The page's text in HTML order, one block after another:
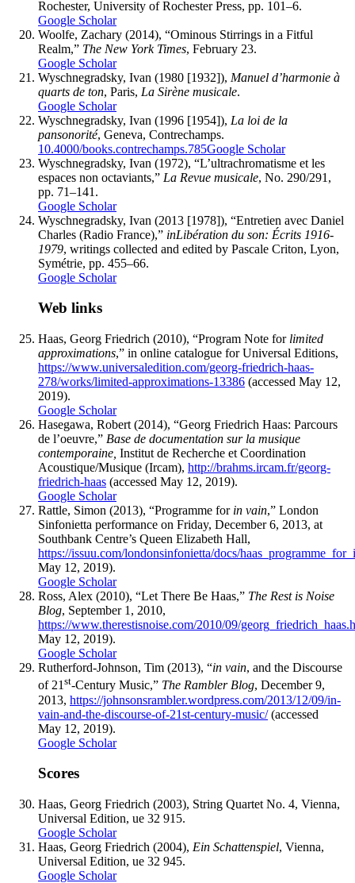
Rochester, University of Rochester Press, pp. 101–6.
Google Scholar
Woolfe, Zachary (2014), “Ominous Stirrings in a Fitful
Realm,” The New York Times, February 23.
Google Scholar
Wyschnegradsky, Ivan (1980 [1932]), Manuel d’harmonie à
quarts de ton, Paris, La Sirène musicale.
Google Scholar
Wyschnegradsky, Ivan (1996 [1954]), La loi de la
pansonorité, Geneva, Contrechamps.
10.4000/books.contrechamps.785Google Scholar
Wyschnegradsky, Ivan (1972), “L’ultrachromatisme et les
espaces non octaviants,” La Revue musicale, No. 290/291,
pp. 71–141.
Google Scholar
Wyschnegradsky, Ivan (2013 [1978]), “Entretien avec Daniel
Charles (Radio France),” inLibération du son: Écrits 1916-
1979, writings collected and edited by Pascale Criton, Lyon,
Symétrie, pp. 455–66.
Google Scholar
Web links
Haas, Georg Friedrich (2010), “Program Note for limited
approximations,” in online catalogue for Universal Editions,
https://www.universaledition.com/georg-friedrich-haas-
278/works/limited-approximations-13386 (accessed May 12,
2019).
Google Scholar
Hasegawa, Robert (2014), “Georg Friedrich Haas: Parcours
de l’oeuvre,” Base de documentation sur la musique
contemporaine, Institut de Recherche et Coordination
Acoustique/Musique (Ircam), http://brahms.ircam.fr/georg-
friedrich-haas (accessed May 12, 2019).
Google Scholar
Rattle, Simon (2013), “Programme for in vain,” London
Sinfonietta performance on Friday, December 6, 2013, at
Southbank Centre’s Queen Elizabeth Hall,
https://issuu.com/londonsinfonietta/docs/
May 12, 2019).
Google Scholar
Ross, Alex (2010), “Let There Be Haas,” The Rest is Noise
Blog, September 1, 2010,
https://www.therestisnoise.com/2010/09/
May 12, 2019).
Google Scholar
Rutherford-Johnson, Tim (2013), “in vain, and the Discourse
of 21st-Century Music,” The Rambler Blog, December 9,
2013, https://johnsonsrambler.wordpress.com/2013/12/09/in-
vain-and-the-discourse-of-21st-century-music/(accessed
May 12, 2019).
Google Scholar
Scores
Haas, Georg Friedrich (2003), String Quartet No. 4, Vienna,
Universal Edition, ue 32 915.
Google Scholar
Haas, Georg Friedrich (2004), Ein Schattenspiel, Vienna,
Universal Edition, ue 32 945.
Google Scholar